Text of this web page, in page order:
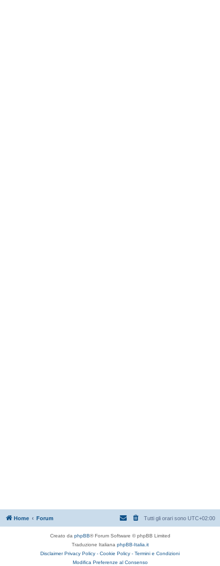
Home Forum Tutti gli orari sono UTC+02:00
Creato da phpBB® Forum Software © phpBB Limited
Traduzione Italiana phpBB-Italia.it
Disclaimer Privacy Policy - Cookie Policy - Termini e Condizioni
Modifica Preferenze al Consenso